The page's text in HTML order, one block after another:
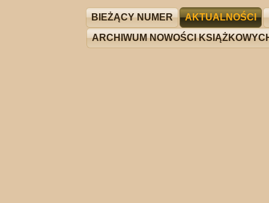
BIEŻĄCY NUMER AKTUALNOŚCI
ARCHIWUM NOWOŚCI